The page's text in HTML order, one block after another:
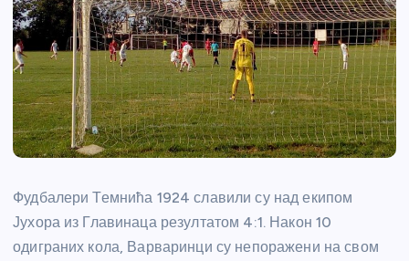
Фудбалери Темнића 1924 славили су над екипом
Јухора из Главинаца резултатом 4:1. Након 10
одиграних кола, Варваринци су непоражени на свом